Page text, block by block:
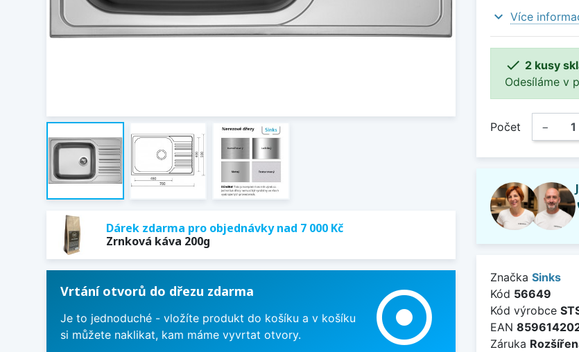
Dárek zdarma pro objednávky nad 7 000 Kč
Zrnková káva 200g
Vrtání otvorů do dřezu zdarma
Je to jednoduché - vložíte produkt do košíku a v košíku
si můžete naklikat, kam máme vyvrtat otvory.
adjust
expand_more Více
 2 kusy
Odesíláme v
Počet −
Značka Sinks
Kód 56649
Kód výrobce
EAN
Záruka